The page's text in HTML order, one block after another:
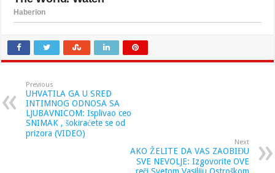
Previous
UHVATILA GA U SRED
INTIMNOG ODNOSA SA
LJUBAVNICOM: Isplivao ceo
SNIMAK , šokiraćete se od
prizora (VIDEO)
Next
AKO ŽELITE DA VAS ZAOBIĐU
SVE NEVOLJE: Izgovorite OVE
reči Svetom Vasiliju Ostroškom